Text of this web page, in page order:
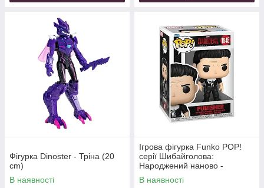
Фігурка Dinoster - Тріна (20
cm)
В наявності
Ігрова фігурка Funko POP!
серії Шибайголова:
Народжений наново -
Каратель
В наявності